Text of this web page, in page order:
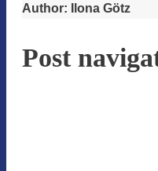
Author: Ilona Götz
Post